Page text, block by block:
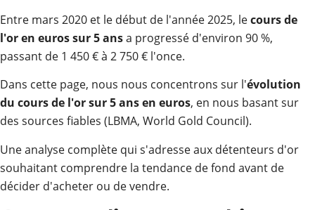
Entre mars 2020 et le début de l'année 2025, lecours de
l'or en euros sur 5 ansa progressé d'environ 90 %,
passant de 1 450 € à 2 750 € l'once.
Dans cette page, nous nous concentrons sur l'évolution
du cours de l'or sur 5 ans en euros, en nous basant sur
des sources fiables (LBMA, World Gold Council).
Une analyse complète qui s'adresse aux détenteurs d'or
souhaitant comprendre la tendance de fond avant de
décider d'acheter ou de vendre.